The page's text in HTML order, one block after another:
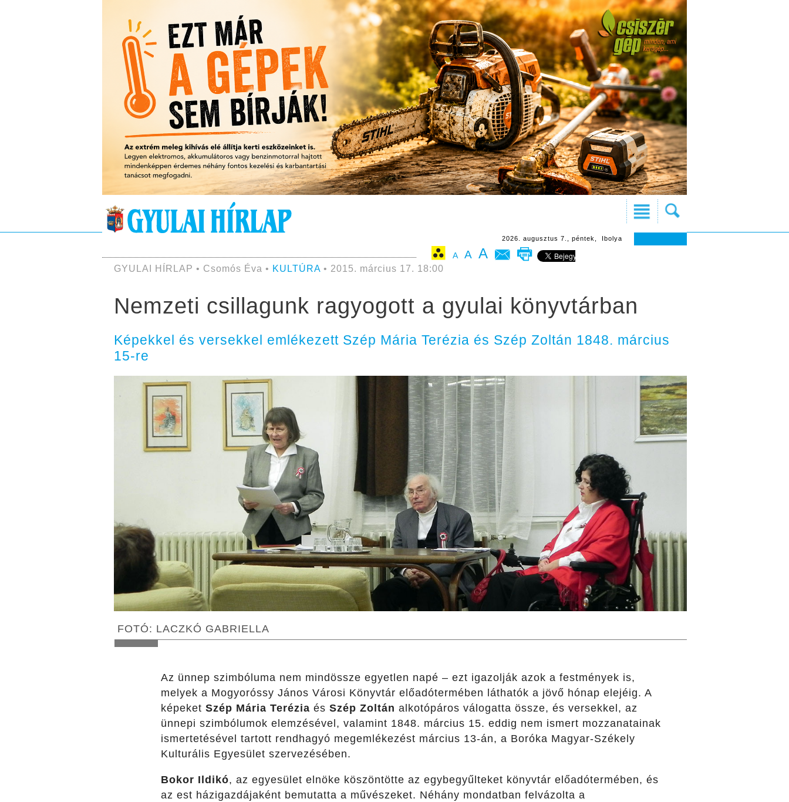
2026. augusztus 7., péntek, Ibolya
A A A
GYULAI HÍRLAP • Csomós Éva • KULTÚRA• 2015. március 17. 18:00
Nemzeti csillagunk ragyogott a gyulai könyvtárban
Képekkel és versekkel emlékezett Szép Mária Terézia és Szép Zoltán 1848. március
15-re
FOTÓ: LACZKÓ GABRIELLA
Az ünnep szimbóluma nem mindössze egyetlen napé – ezt igazolják azok a festmények is,
melyek a Mogyoróssy János Városi Könyvtár előadótermében láthatók a jövő hónap elejéig. A
képeket Szép Mária Terézia és Szép Zoltán alkotópáros válogatta össze, és versekkel, az
ünnepi szimbólumok elemzésével, valamint 1848. március 15. eddig nem ismert mozzanatainak
ismertetésével tartott rendhagyó megemlékezést március 13-án, a Boróka Magyar-Székely
Kulturális Egyesület szervezésében.
Bokor Ildikó, az egyesület elnöke köszöntötte az egybegyűlteket könyvtár előadótermében, és
az est házigazdájaként bemutatta a művészeket. Néhány mondatban felvázolta a